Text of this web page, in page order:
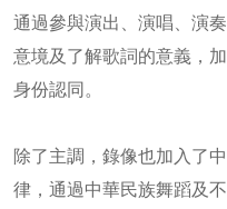
通過參與演出、演唱、演
意境及了解歌詞的意義，
身份認同。
除了主調，錄像也加入了
律，通過中華民族舞蹈及